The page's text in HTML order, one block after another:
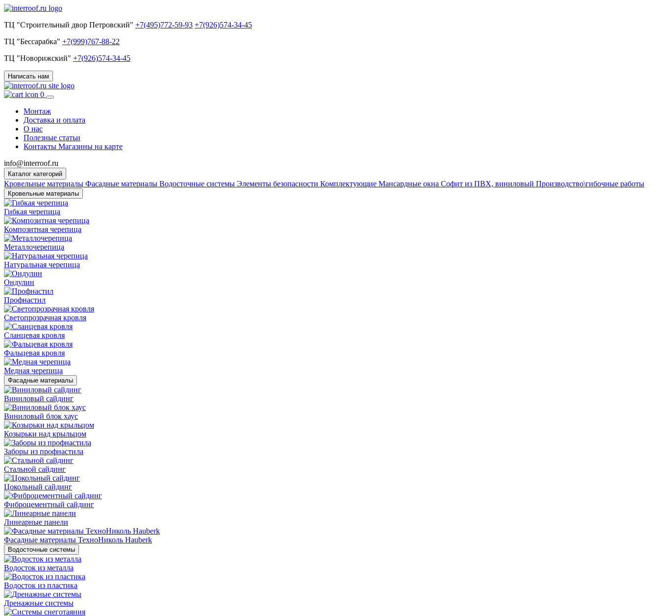
ТЦ "Строительный двор Петровский" +7(495)772-59-93 +7(926)574-34-45
ТЦ "Бессарабка" +7(999)767-88-22
ТЦ "Новорижский" +7(926)574-34-45
Написать нам
0
Монтаж
Доставка и оплата
О нас
Полезные статьи
Контакты Магазины на карте
info@interroof.ru
Каталог категорий
Кровельные материалы Фасадные материалы Водосточные системы Элементы безопасности Комплектующие Мансардные окна Софит из ПВХ, виниловый Производство\гибочные работы
Кровельные материалы
Гибкая черепица
Композитная черепица
Металлочерепица
Натуральная черепица
Ондулин
Профнастил
Светопрозрачная кровля
Сланцевая кровля
Фальцевая кровля
Медная черепица
Фасадные материалы
Виниловый сайдинг
Виниловый блок хаус
Козырьки над крыльцом
Заборы из профнастила
Стальной сайдинг
Цокольный сайдинг
Фиброцементный сайдинг
Линеарные панели
Фасадные материалы ТехноНиколь Hauberk
Водосточные системы
Водосток из металла
Водосток из пластика
Дренажные системы